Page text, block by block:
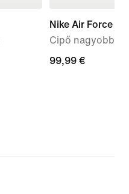
Nike Air Force 1
Cipő nagyobb
99,99
99,99 €